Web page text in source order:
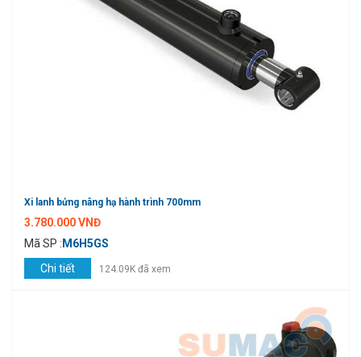
Xi lanh bửng nâng hạ hành trình 700mm
3.780.000 VNĐ
Mã SP : M6H5GS
Chi tiết
124.09K đã xem